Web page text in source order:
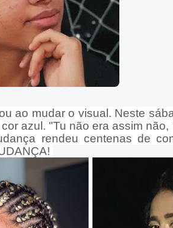
ao mudar o visual. Neste
azul. "Tu não era assim
rendeu centenas de